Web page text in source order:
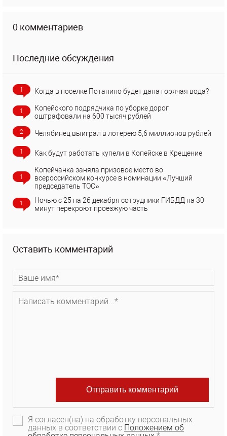
0 комментариев
Последние обсуждения
1 Когда в поселке Потанино будет дана горячая вода?
1
Копейского подрядчика по уборке дорог
оштрафовали на 600 тысяч рублей
2 Челябинец выиграл в лотерею 5,6 миллионов рублей
1 Как будут работать купели в Копейске в Крещение
1
Копейчанка заняла призовое место во
всероссийском конкурсе в номинации «Лучший
председатель ТОС»
1
Ночью с 25 на 26 декабря сотрудники ГИБДД на 30
минут перекроют проезжую часть
Оставить комментарий
Я согласен(на) на обработку персональных
данных в соответствии с Положением об